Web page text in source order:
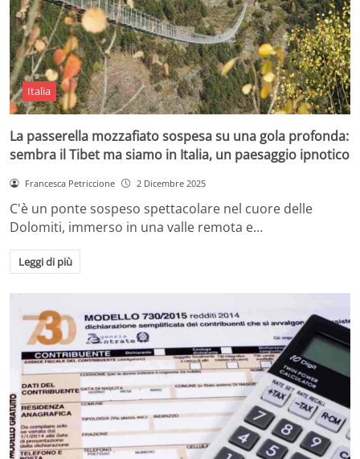
Italia
La passerella mozzafiato sospesa su una gola profonda:
sembra il Tibet ma siamo in Italia, un paesaggio ipnotico
Francesca Petriccione 2 Dicembre 2025
C'è un ponte sospeso spettacolare nel cuore delle
Dolomiti, immerso in una valle remota e…
Leggi di più